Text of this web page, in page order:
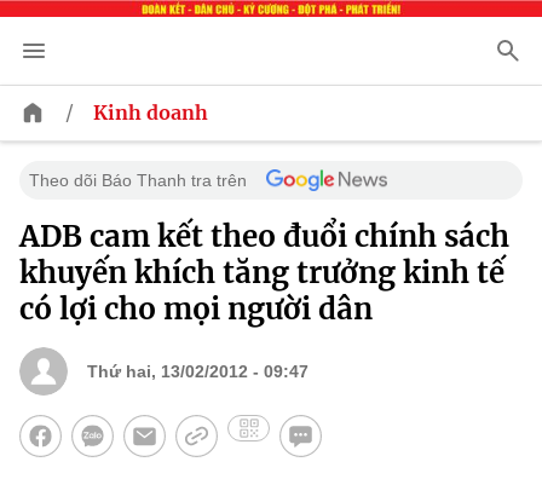
/ Kinh doanh
Theo dõi Báo Thanh tra trên
ADB cam kết theo đuổi chính sách
khuyến khích tăng trưởng kinh tế
có lợi cho mọi người dân
Thứ hai, 13/02/2012 - 09:47